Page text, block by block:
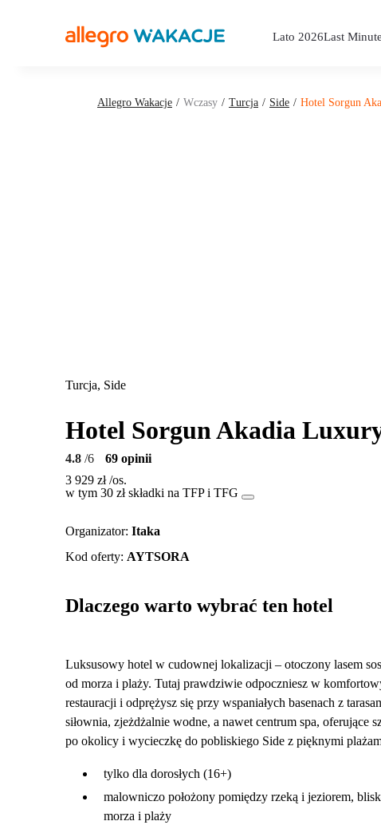
Lato 2026Last Minute
Allegro Wakacje Wczasy Turcja Side Hotel Sorgun
Turcja, Side
Hotel Sorgun Akadia
4.8 /6
69 opinii
3 929 zł/os.
w tym 30 zł składki na TFP i TFG
Organizator: Itaka
Kod oferty: AYTSORA
Dlaczego warto wybrać ten hotel
Luksusowy hotel w cudownej lokalizacji – otoczony lasem
od morza i plaży. Tutaj prawdziwie odpoczniesz w
restauracji i odprężysz się przy wspaniałych basenach z
siłownia, zjeżdżalnie wodne, a nawet centrum spa, oferujące
po okolicy i wycieczkę do pobliskiego Side z pięknymi
tylko dla dorosłych (16+)
malowniczo położony pomiędzy rzeką i jeziorem,
morza i plaży